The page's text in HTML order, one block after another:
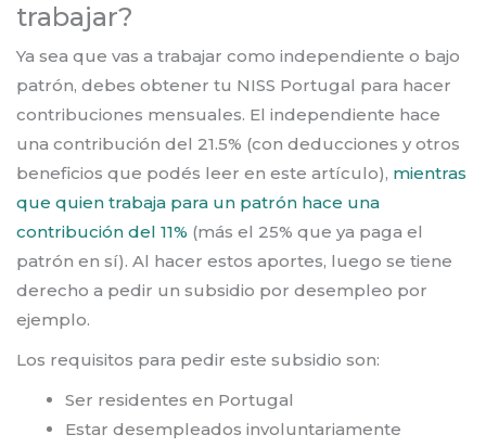
trabajar?
Ya sea que vas a trabajar como independiente o bajo
patrón, debes obtener tu NISS Portugal para hacer
contribuciones mensuales. El independiente hace
una contribución del 21.5% (con deducciones y otros
beneficios que podés leer en este artículo), mientras
que quien trabaja para un patrón hace una
contribución del 11% (más el 25% que ya paga el
patrón en sí). Al hacer estos aportes, luego se tiene
derecho a pedir un subsidio por desempleo por
ejemplo.
Los requisitos para pedir este subsidio son:
Ser residentes en Portugal
Estar desempleados involuntariamente